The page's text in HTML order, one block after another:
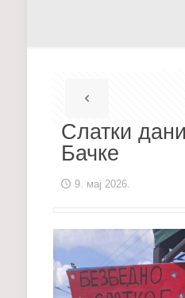
Слатки
Бачке
9. мај 2026.